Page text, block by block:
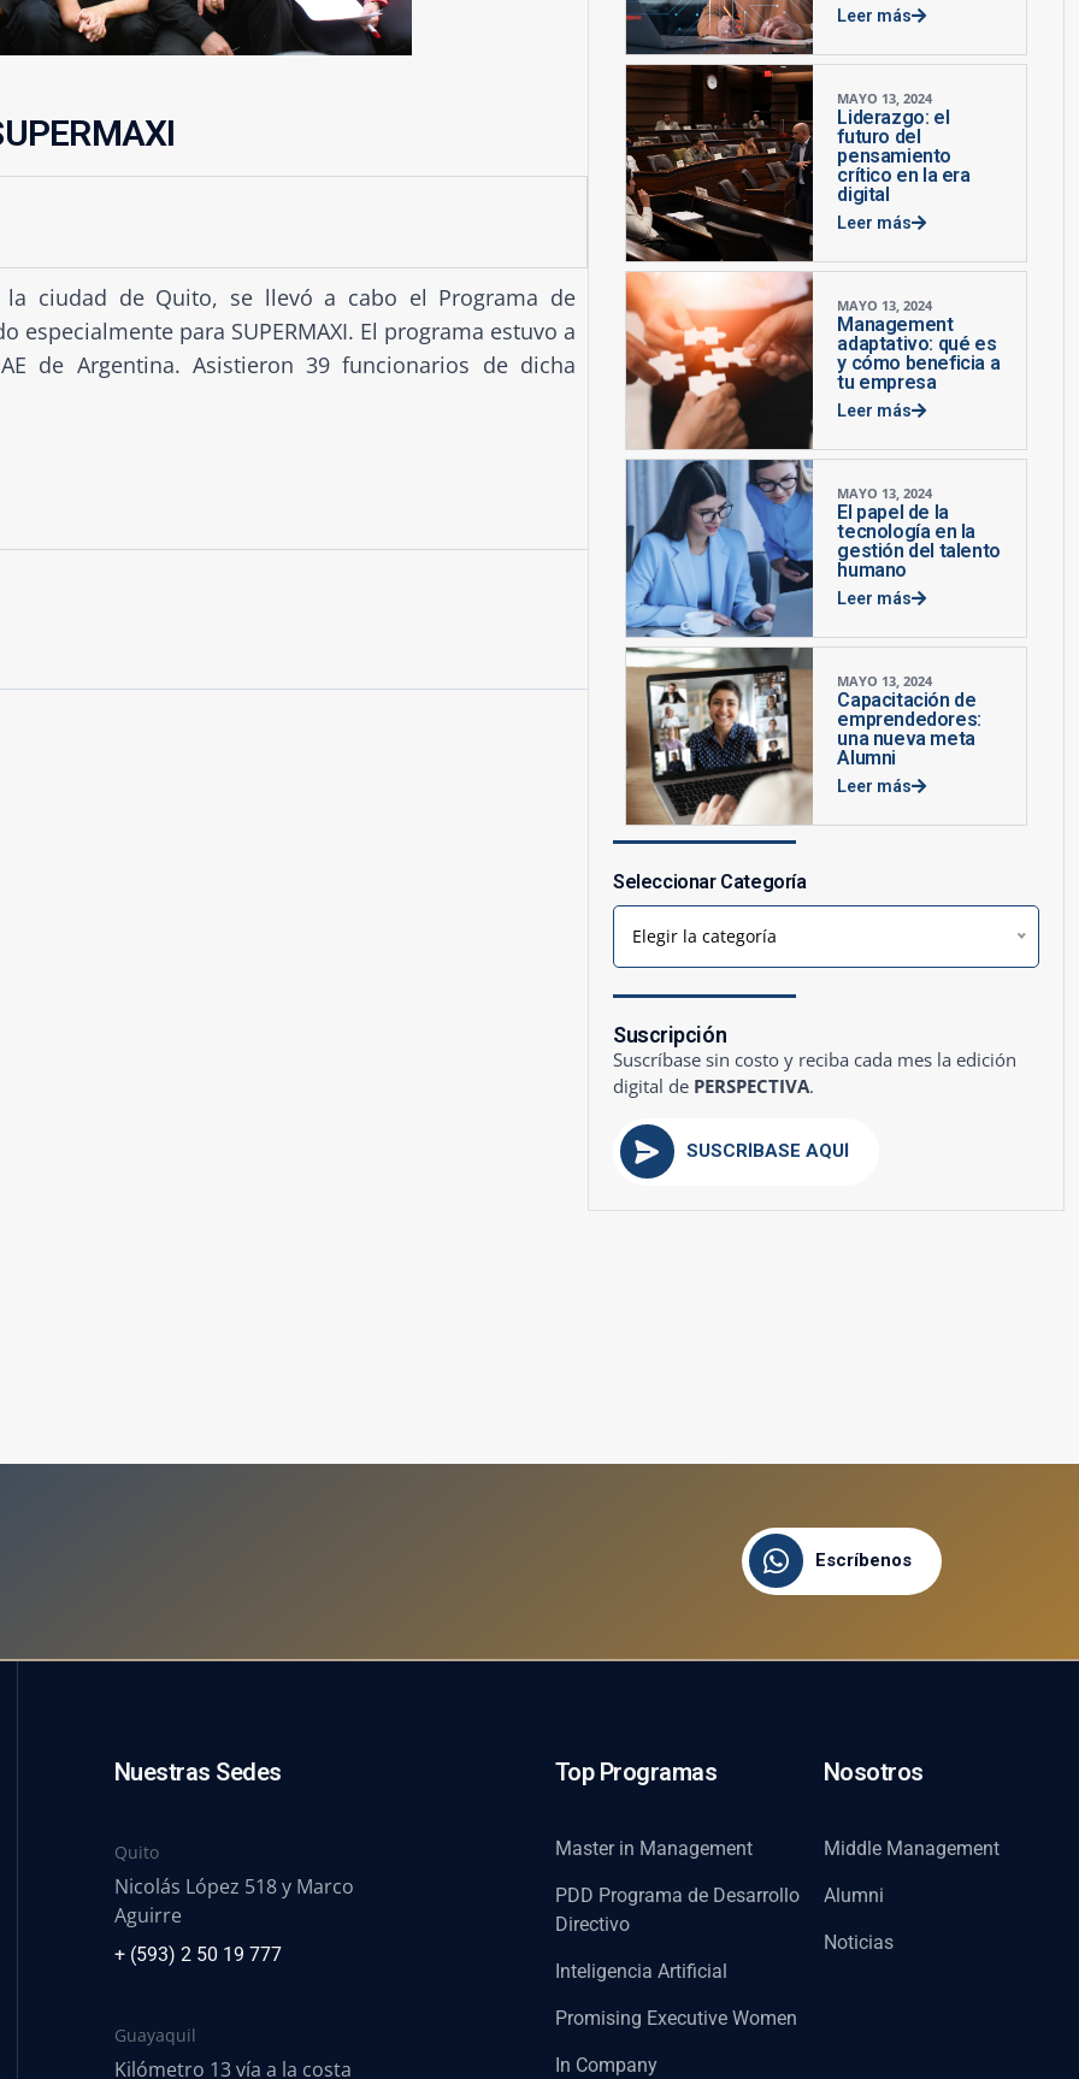
ciudad de Quito, se llevó a cabo el Programa de
para SUPERMAXI. El programa estuvo a
de Argentina. Asistieron 39 funcionarios de dicha
Leer más
MAYO 13, 2024
Liderazgo: el
futuro del
pensamiento
crítico en la era
digital
Leer más
MAYO 13, 2024
Management
adaptativo: qué es
y cómo beneficia a
tu empresa
Leer más
MAYO 13, 2024
El papel de la
tecnología en la
gestión del talento
humano
Leer más
MAYO 13, 2024
Capacitación de
emprendedores:
una nueva meta
Alumni
Leer más
Seleccionar Categoría
Elegir la categoría
Suscripción
Suscríbase sin costo y reciba cada mes la edición
digital de PERSPECTIVA.
SUSCRÍBASE AQUÍ
Escríbenos
Nuestras Sedes
Quito
Nicolás López 518 y Marco
Aguirre
+ (593) 2 50 19 777
Guayaquil
Kilómetro 13 vía a la costa
Top Programas
Master in Management
PDD Programa de Desarrollo
Directivo
Inteligencia Artificial
Promising Executive Women
In Company
Nosotros
Middle Management
Alumni
Noticias